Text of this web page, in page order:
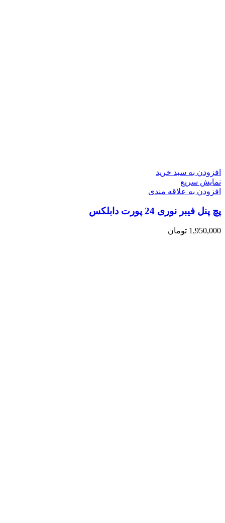
افزودن به سبد خرید
نمایش سریع
افزودن به علاقه مندی
پچ پنل فیبر نوری 24 پورت دابلکس
1,950,000 تومان